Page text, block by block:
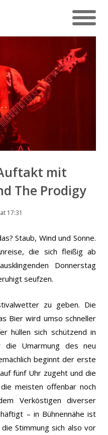
mit
The Prodigy
17:31
Staub, Wind und Sonne.
die sich fleißig ab
Donnerstag
seufzen.
zu geben. Die
Bier wird umso schneller
hüllen sich schützend in
die Umarmung des neu
beginnt der erste
fünf Uhr zugeht und die
meisten offenbar noch
Verköstigen diverser
– in Bühnennähe ist
Stimmung sich also vor